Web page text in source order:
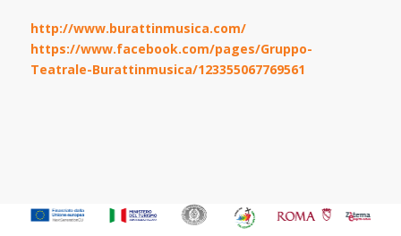
http://www.burattinmusica.com/
https://www.facebook.com/pages/Gruppo-
Teatrale-Burattinmusica/123355067769561